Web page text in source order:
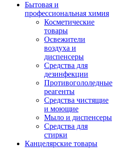
Бытовая и
профессиональная химия
Косметические
товары
Освежители
воздуха и
диспенсеры
Средства для
дезинфекции
Противогололедные
реагенты
Средства чистящие
и моющие
Мыло и диспенсеры
Средства для
стирки
Канцелярские товары